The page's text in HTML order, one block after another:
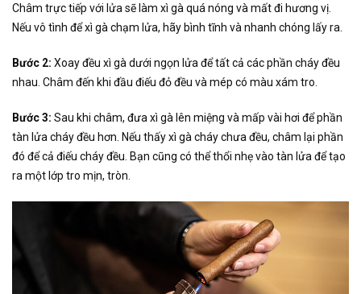
Châm trực tiếp với lửa sẽ làm xì gà quá nóng và mất đi hương vị.
Nếu vô tình để xì gà chạm lửa, hãy bình tĩnh và nhanh chóng lấy ra.
Bước 2: Xoay đều xì gà dưới ngọn lửa để tất cả các phần cháy đều
nhau. Châm đến khi đầu điếu đỏ đều và mép có màu xám tro.
Bước 3: Sau khi châm, đưa xì gà lên miệng và mấp vài hơi để phần
tàn lửa cháy đều hơn. Nếu thấy xì gà cháy chưa đều, châm lại phần
đó để cả điếu cháy đều. Bạn cũng có thể thổi nhẹ vào tàn lửa để tạo
ra một lớp tro mịn, tròn.